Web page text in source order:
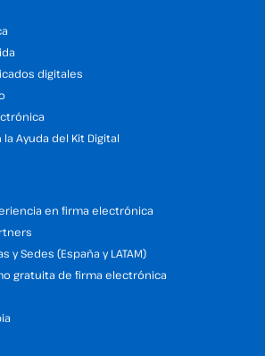
digitales
la Ayuda del Kit Digital
en firma electrónica
y Sedes (España y LATAM)
gratuita de firma electrónica